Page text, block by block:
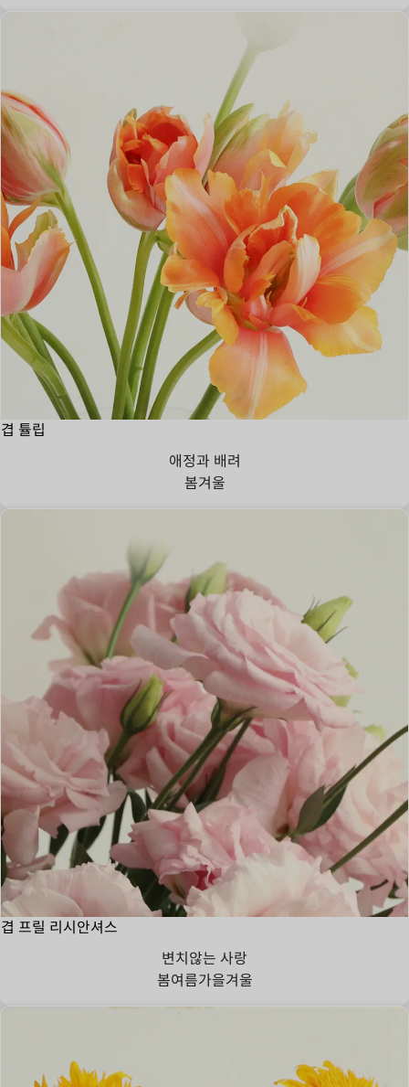
겹 튤립
애정과 배려
봄겨울
겹 프릴 리시안셔스
변치않는 사랑
봄여름가을겨울